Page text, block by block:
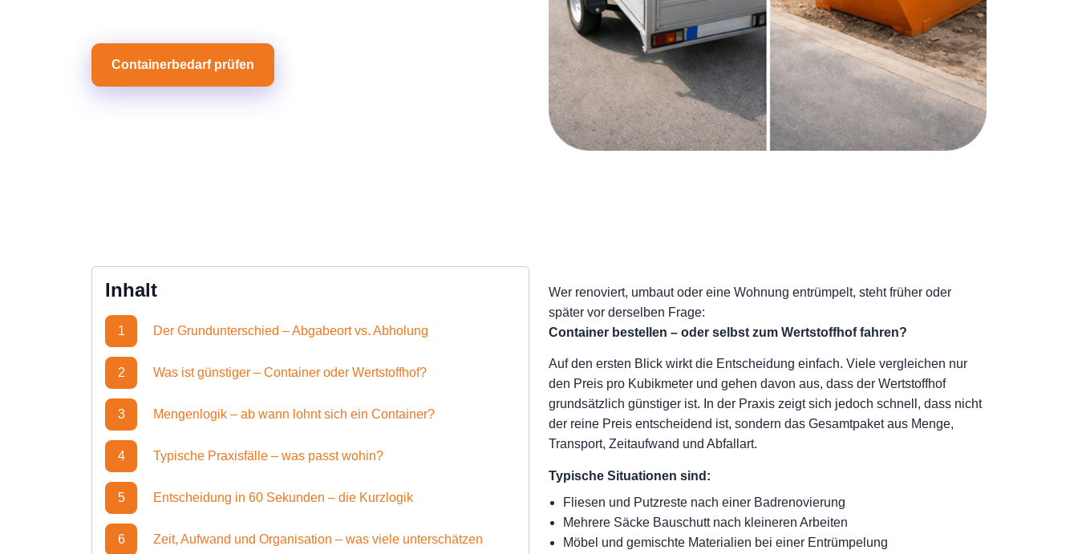
Containerbedarf prüfen
Inhalt
1 Der Grundunterschied – Abgabeort vs. Abholung
2 Was ist günstiger – Container oder Wertstoffhof?
3 Mengenlogik – ab wann lohnt sich ein Container?
4 Typische Praxisfälle – was passt wohin?
5 Entscheidung in 60 Sekunden – die Kurzlogik
6 Zeit, Aufwand und Organisation – was viele unterschätzen
Wer renoviert, umbaut oder eine Wohnung entrümpelt, steht früher oder
später vor derselben Frage:
Container bestellen – oder selbst zum Wertstoffhof fahren?
Auf den ersten Blick wirkt die Entscheidung einfach. Viele vergleichen nur
den Preis pro Kubikmeter und gehen davon aus, dass der Wertstoffhof
grundsätzlich günstiger ist. In der Praxis zeigt sich jedoch schnell, dass nicht
der reine Preis entscheidend ist, sondern das Gesamtpaket aus Menge,
Transport, Zeitaufwand und Abfallart.
Typische Situationen sind:
Fliesen und Putzreste nach einer Badrenovierung
Mehrere Säcke Bauschutt nach kleineren Arbeiten
Möbel und gemischte Materialien bei einer Entrümpelung